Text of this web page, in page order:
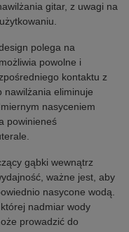
gitar, z uwagi na
polega na
powolne i
kontaktu z
nawilżania eliminuje
nasyceniem
powinieneś
gąbki wewnątrz
ważne jest, aby
nasycone wodą.
nadmiar wody
prowadzić do